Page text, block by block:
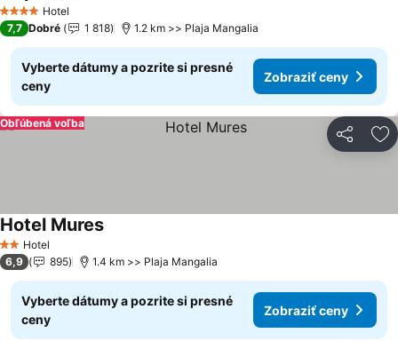
4 Počet hviezdičiek
Hotel
7,7 Dobré 1 818 1.2 km >> Plaja Mangalia
Vyberte dátumy a pozrite si presné
ceny
Zobraziť ceny
Zdieľať
Obľúbená voľba
2 Počet hviezdičiek
Hotel
Hotel MuresZobraziť ceny
6,9 895 1.4 km >> Plaja Mangalia
Vyberte dátumy a pozrite si presné
ceny
Zobraziť ceny